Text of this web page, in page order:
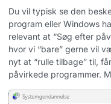
Du vil typisk se den
program eller Windows
relevant at “Søg efter
hvor vi “bare” gerne vil
nyt at “rulle tilbage” til,
påvirkede programmer.